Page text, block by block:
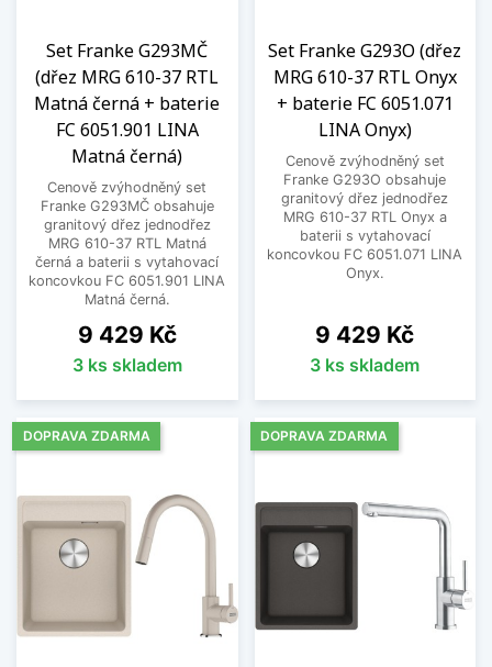
Set Franke G293MČ
(dřez MRG 610-37 RTL
Matná černá + baterie
FC 6051.901 LINA
Matná černá)
Cenově zvýhodněný set
Franke G293MČ obsahuje
granitový dřez jednodřez
MRG 610-37 RTL Matná
černá a baterii s vytahovací
koncovkou FC 6051.901 LINA
Matná černá.
Cena
9 429 Kč
3 ks skladem
Set Franke G293O (dřez
MRG 610-37 RTL Onyx
+ baterie FC 6051.071
LINA Onyx)
Cenově zvýhodněný set
Franke G293O obsahuje
granitový dřez jednodřez
MRG 610-37 RTL Onyx a
baterii s vytahovací
koncovkou FC 6051.071 LINA
Onyx.
Cena
9 429 Kč
3 ks skladem
DOPRAVA ZDARMA DOPRAVA ZDARMA